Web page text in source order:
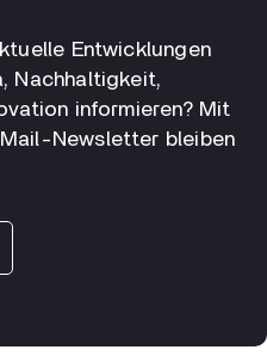
Entwicklungen
Nachhaltigkeit,
informieren? Mit
Newsletter bleiben